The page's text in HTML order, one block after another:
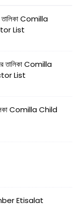
তালিকা Comilla
List
তালিকা Comilla
List
Comilla Child
Etisalat